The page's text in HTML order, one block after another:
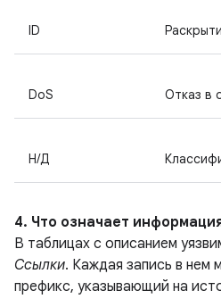
ID
DoS Отказ в
Н/Д
4. Что означает
В таблицах с описанием
Ссылки. Каждая запись в нем
префикс, указывающий на